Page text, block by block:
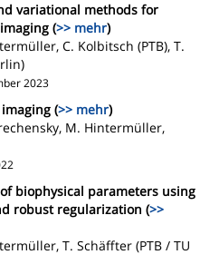
variational methods for
(>> mehr)
C. Kolbitsch (PTB), T.
2023
(>> mehr)
M. Hintermüller,
biophysical parameters using
robust regularization (>>
T. Schäffter (PTB / TU